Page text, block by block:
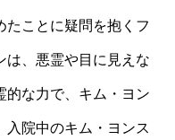
たことに疑問を抱くフ
は、悪霊や目に見えな
的な力で、キム・ヨン
入院中のキム・ヨンス